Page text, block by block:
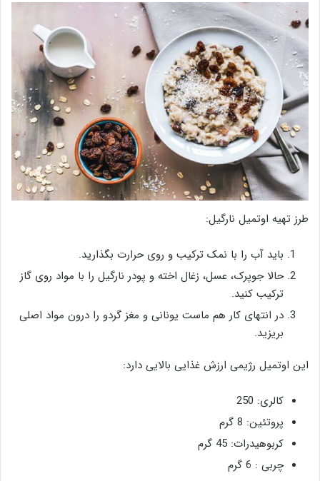
طرز تهیه اوتمیل نارگیل:
باید آب را با نمک ترکیب و روی حرارت بگذارید.
حالا جوپرک، عسل، زغال اخته و پودر نارگیل را با مواد روی گاز
ترکیب کنید.
در انتهای کار هم ماست یونانی و مغز گردو را درون مواد اصلی
بریزید.
این اوتمیل رژیمی ارزش غذایی بالایی دارد:
کالری: 250
پروتئین: 8 گرم
کربوهیدرات: 45 گرم
چربی : 6 گرم